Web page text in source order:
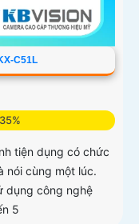
C51L
tiện dụng có chức
nói cùng một lúc.
dụng công nghệ
5